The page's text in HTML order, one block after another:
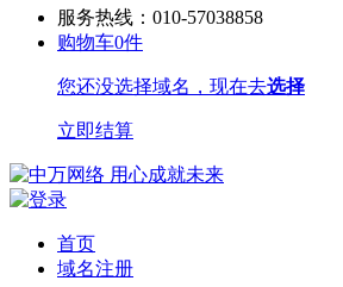
服务热线：010-57038858
购物车0件
您还没选择域名，现在去选择
立即结算
首页
域名注册